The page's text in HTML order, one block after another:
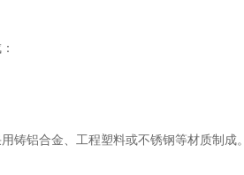
铝合金、工程塑料或不锈钢等材质制成。